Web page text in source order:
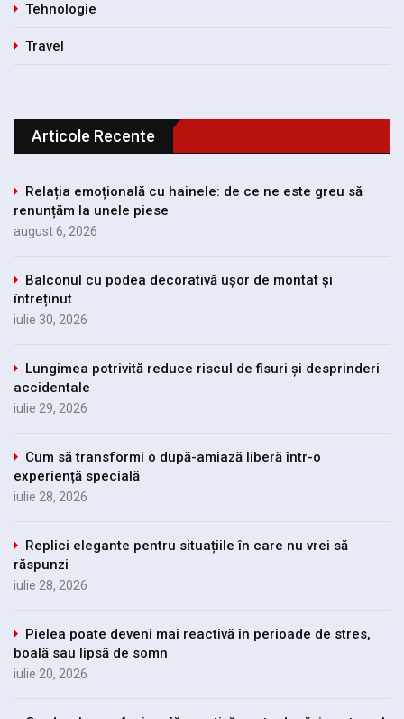
Tehnologie
Travel
Articole Recente
Relația emoțională cu hainele: de ce ne este greu să
renunțăm la unele piese
august 6, 2026
Balconul cu podea decorativă ușor de montat și
întreținut
iulie 30, 2026
Lungimea potrivită reduce riscul de fisuri și desprinderi
accidentale
iulie 29, 2026
Cum să transformi o după-amiază liberă într-o
experiență specială
iulie 28, 2026
Replici elegante pentru situațiile în care nu vrei să
răspunzi
iulie 28, 2026
Pielea poate deveni mai reactivă în perioade de stres,
boală sau lipsă de somn
iulie 20, 2026